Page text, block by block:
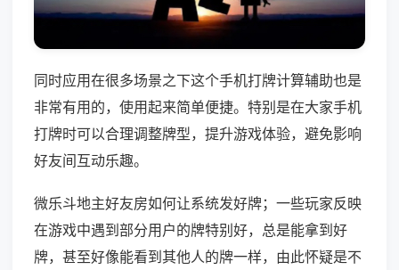
同时应用在很多场景之下这个手机打牌计算辅助也是
非常有用的，使用起来简单便捷。特别是在大家手机
打牌时可以合理调整牌型，提升游戏体验，避免影响
好友间互动乐趣。
微乐斗地主好友房如何让系统发好牌；一些玩家反映
在游戏中遇到部分用户的牌特别好，总是能拿到好
牌，甚至好像能看到其他人的牌一样，由此怀疑是不